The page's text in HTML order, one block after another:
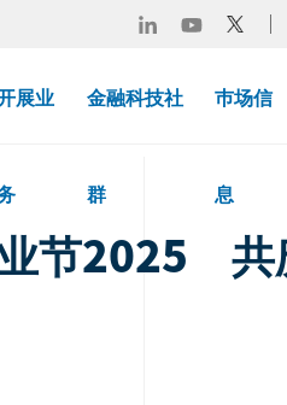
展业 金融科技社
群
巿场信
息
节2025 共